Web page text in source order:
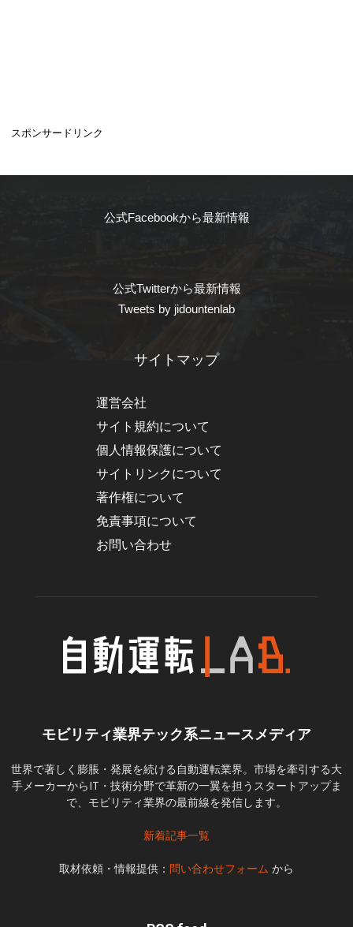
スポンサードリンク
公式Facebookから最新情報
公式Twitterから最新情報
Tweets by jidountenlab
サイトマップ
運営会社
サイト規約について
個人情報保護について
サイトリンクについて
著作権について
免責事項について
お問い合わせ
モビリティ業界テック系ニュースメディア
世界で著しく膨脹・発展を続ける自動運転業界。市場を牽引する大
手メーカーからIT・技術分野で革新の一翼を担うスタートアップま
で、モビリティ業界の最前線を発信します。
新着記事一覧
取材依頼・情報提供： 問い合わせフォーム から